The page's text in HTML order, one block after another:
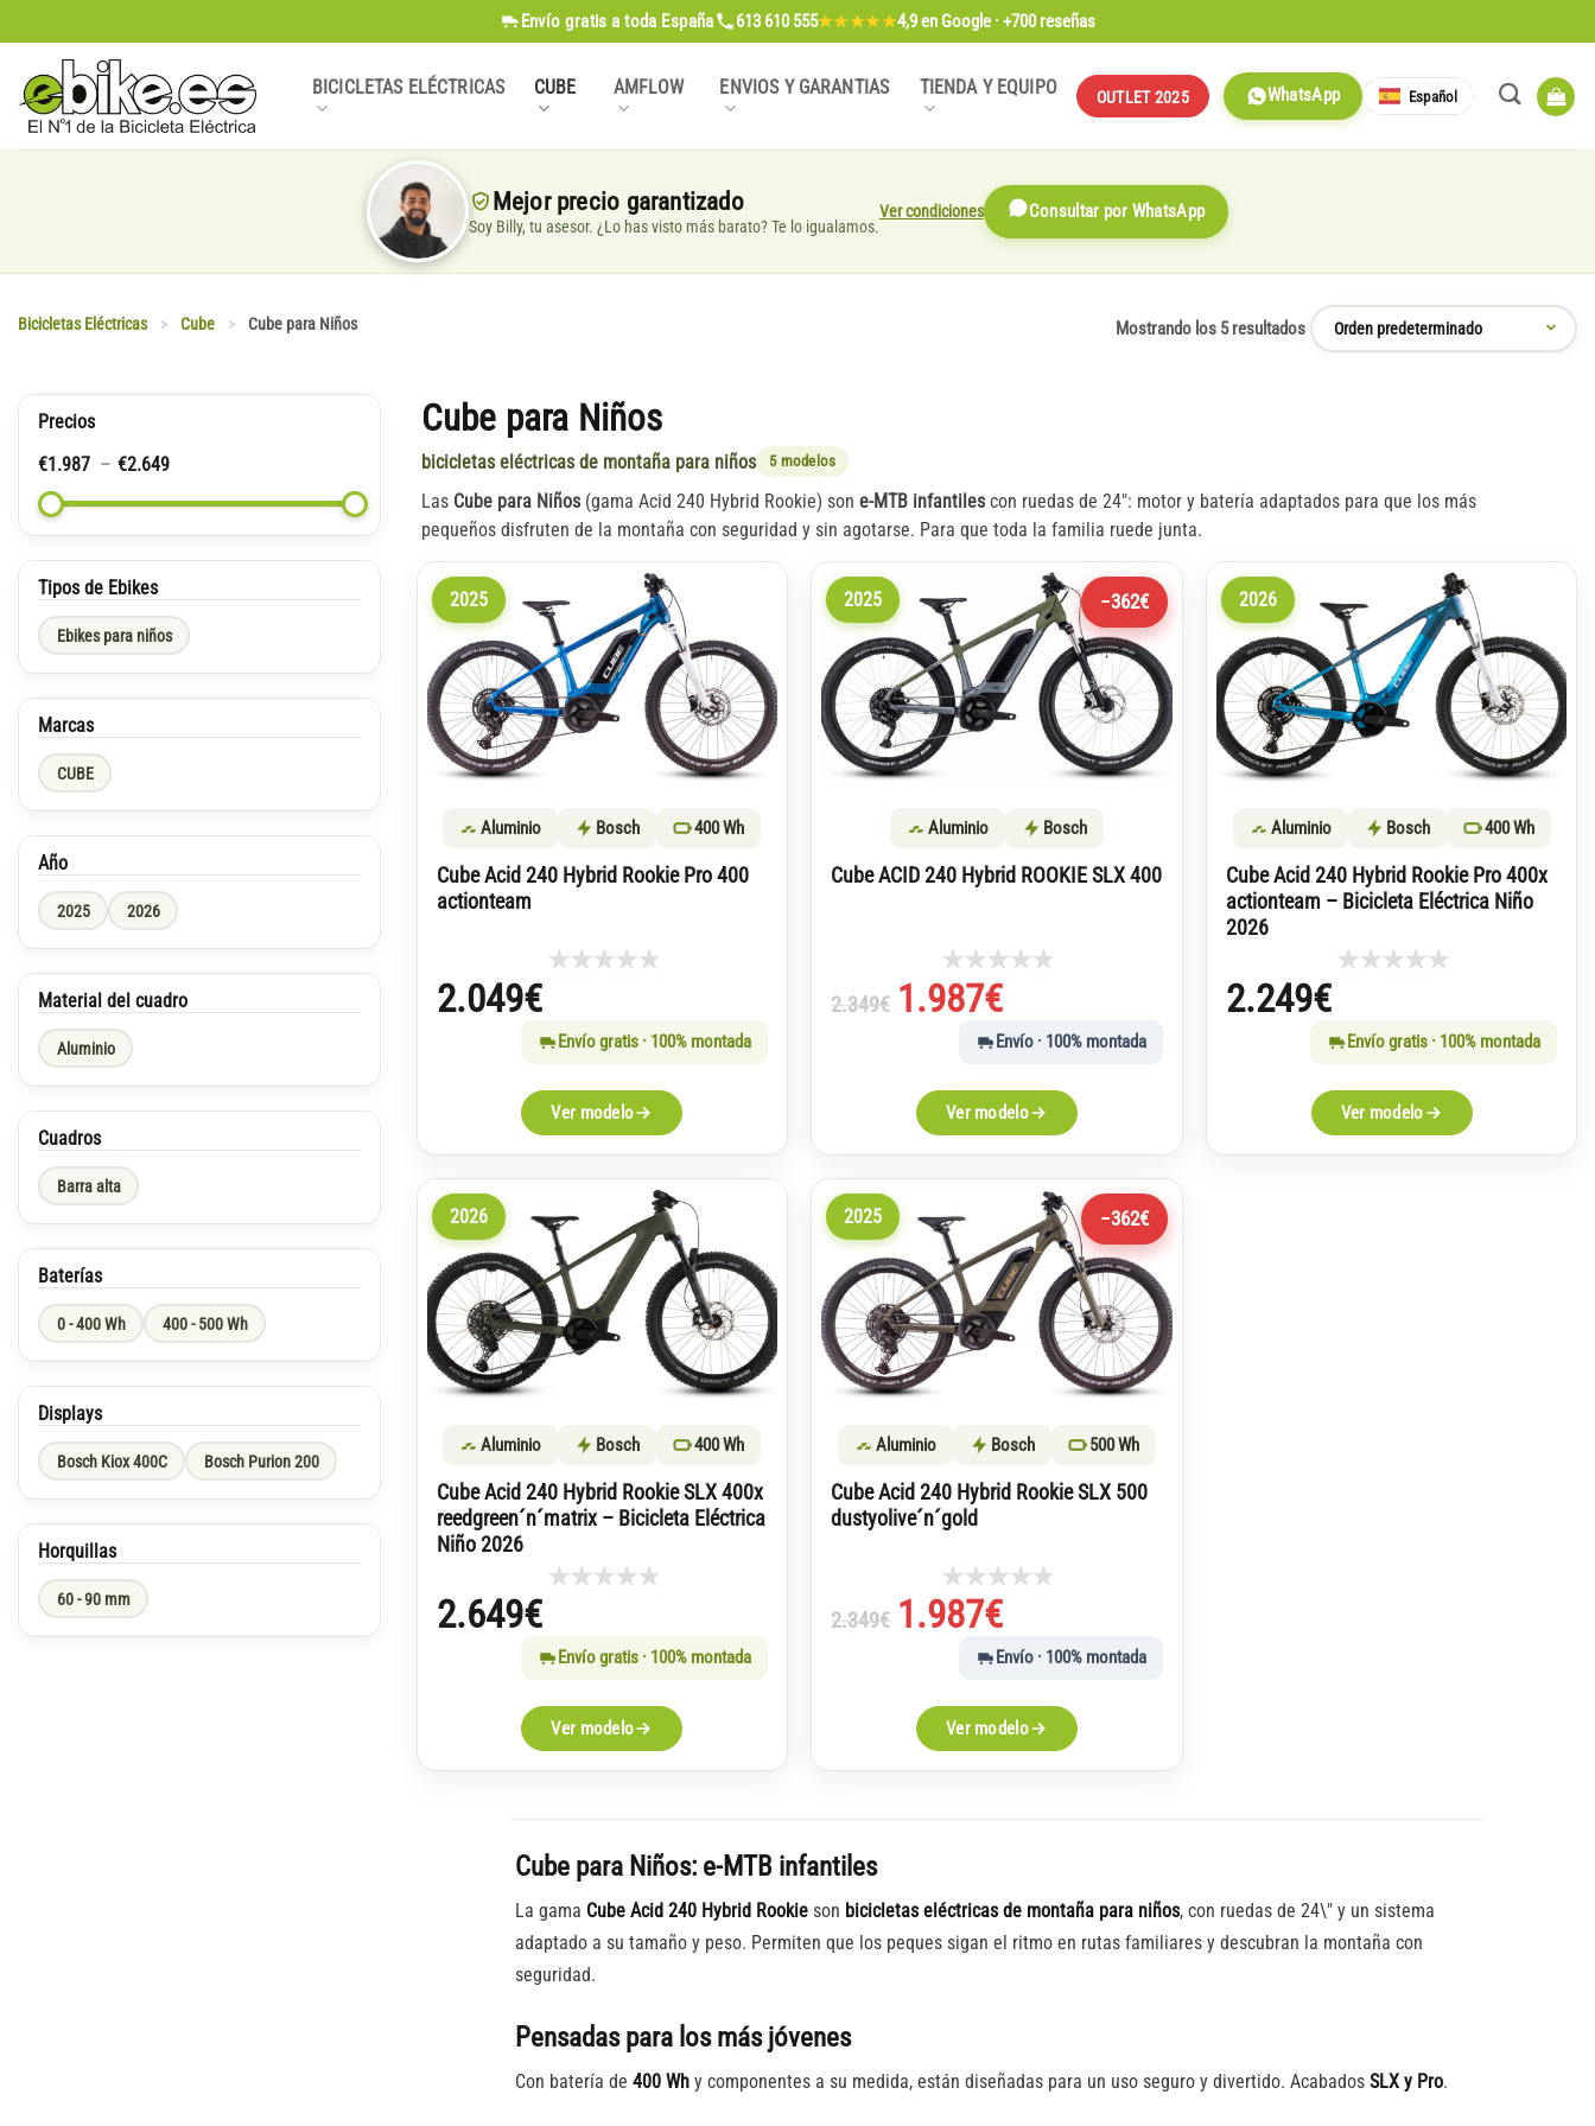
al
contenido
Envío gratis a toda España 613 610 555★★★★★4,9en Google · +700 reseñas
BICICLETAS ELÉCTRICAS CUBE AMFLOW ENVIOS Y GARANTIAS TIENDA Y EQUIPO OUTLET 2025 WhatsApp Español
Mejor precio garantizado
Soy Billy, tu asesor. ¿Lo has visto más barato? Te lo igualamos.
Ver condiciones Consultar por WhatsApp
Bicicletas Eléctricas > Cube > Cube para Niños Mostrando los 5 resultados
Precios
€1.987 €2.649
Tipos de Ebikes
Ebikes para niños
Marcas
CUBE
Año
2025 2026
Material del cuadro
Aluminio
Cuadros
Barra alta
Baterías
0 - 400 Wh 400 - 500 Wh
Displays
Bosch Kiox 400C Bosch Purion 200
Horquillas
60 - 90 mm
Cube para Niños
bicicletas eléctricas de montaña para niños 5 modelos
Las Cube para Niños (gama Acid 240 Hybrid Rookie) son e-MTB infantiles con ruedas de 24": motor y batería adaptados para que los más
pequeños disfruten de la montaña con seguridad y sin agotarse. Para que toda la familia ruede junta.
2025
Aluminio Bosch 400 Wh
Cube Acid 240 Hybrid Rookie Pro 400
actionteam
Envío gratis · 100% montada
2.049€
Ver modelo
2025 −362€
Aluminio Bosch
Cube ACID 240 Hybrid ROOKIE SLX 400
Envío · 100% montada
2.349€
El
2.349€.
1.987€
El
1.987€.
Ver modelo
2026
Aluminio Bosch 400 Wh
Cube Acid 240 Hybrid Rookie Pro 400x
actionteam – Bicicleta Eléctrica Niño
2026
Envío gratis · 100% montada
2.249€
Ver modelo
2026
Aluminio Bosch 400 Wh
Cube Acid 240 Hybrid Rookie SLX 400x
reedgreen´n´matrix – Bicicleta Eléctrica
Niño 2026
Envío gratis · 100% montada
2.649€
Ver modelo
2025 −362€
Aluminio Bosch 500 Wh
Cube Acid 240 Hybrid Rookie SLX 500
dustyolive´n´gold
Envío · 100% montada
2.349€
El
2.349€.
1.987€
El
1.987€.
Ver modelo
Cube para Niños: e-MTB infantiles
La gama Cube Acid 240 Hybrid Rookie son bicicletas eléctricas de montaña para niños, con ruedas de 24\" y un sistema
adaptado a su tamaño y peso. Permiten que los peques sigan el ritmo en rutas familiares y descubran la montaña con
seguridad.
Pensadas para los más jóvenes
Con batería de 400 Wh y componentes a su medida, están diseñadas para un uso seguro y divertido. Acabados SLX y Pro.